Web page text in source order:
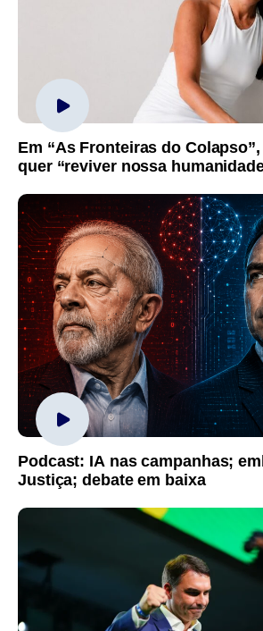
Em “As Fronteiras do
quer “reviver nossa
Podcast: IA nas campanhas;
Justiça; debate em baixa